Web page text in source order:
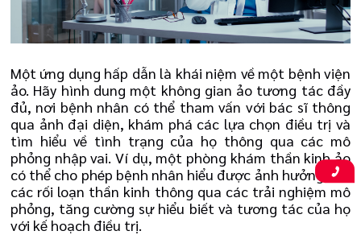
Một ứng dụng hấp dẫn là khái niệm về một bệnh viện
ảo. Hãy hình dung một không gian ảo tương tác đầy
đủ, nơi bệnh nhân có thể tham vấn với bác sĩ thông
qua ảnh đại diện, khám phá các lựa chọn điều trị và
tìm hiểu về tình trạng của họ thông qua các mô
phỏng nhập vai. Ví dụ, một phòng khám thần kinh ảo
có thể cho phép bệnh nhân hiểu được ảnh hưởng của
các rối loạn thần kinh thông qua các trải nghiệm mô
phỏng, tăng cường sự hiểu biết và tương tác của họ
với kế hoạch điều trị.